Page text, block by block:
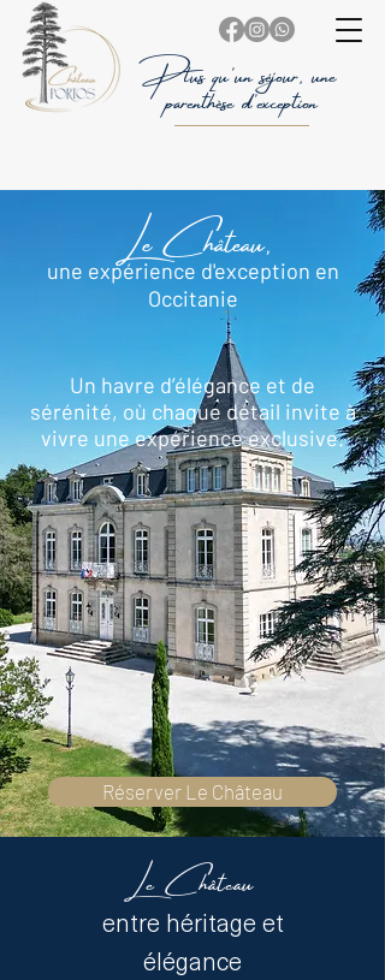
Plus qu'un séjour, une
parenthèse d'exception
Le Château,
une expérience d'exception en
Occitanie
Un havre d’élégance et de
sérénité, où chaque détail invite à
vivre une expérience exclusive.
Réserver Le Château
Le Château
entre héritage et
élégance